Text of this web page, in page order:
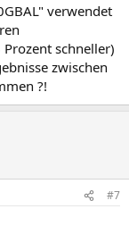
verwendet
schneller)
zwischen
?!
#7